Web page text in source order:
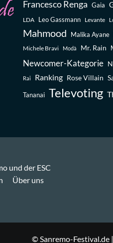
Francesco Renga Gaia
LDA Leo Gassmann Levante
Mahmood Malika Ayane
Michele Bravi
Modà Mr. Rain
Newcomer-Kategorie
Rai Ranking Rose Villain
Tananai Televoting
und der ESC
Über uns
© Sanremo-Festival.de |